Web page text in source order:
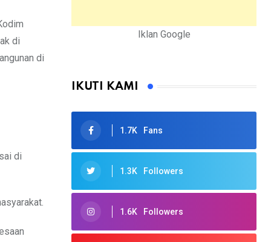
di
di
di
Iklan Google
IKUTI KAMI
1.7K Fans
1.3K Followers
1.6K Followers